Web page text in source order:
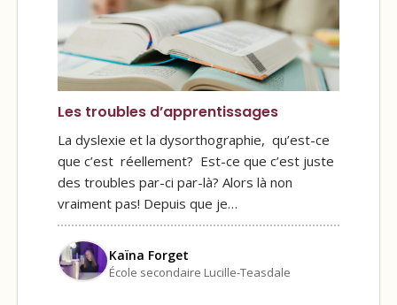
Les troubles d’apprentissages
La dyslexie et la dysorthographie, qu’est-ce
que c’est réellement? Est-ce que c’est juste
des troubles par-ci par-là? Alors là non
vraiment pas! Depuis que je…
Kaïna Forget
École secondaire Lucille-Teasdale